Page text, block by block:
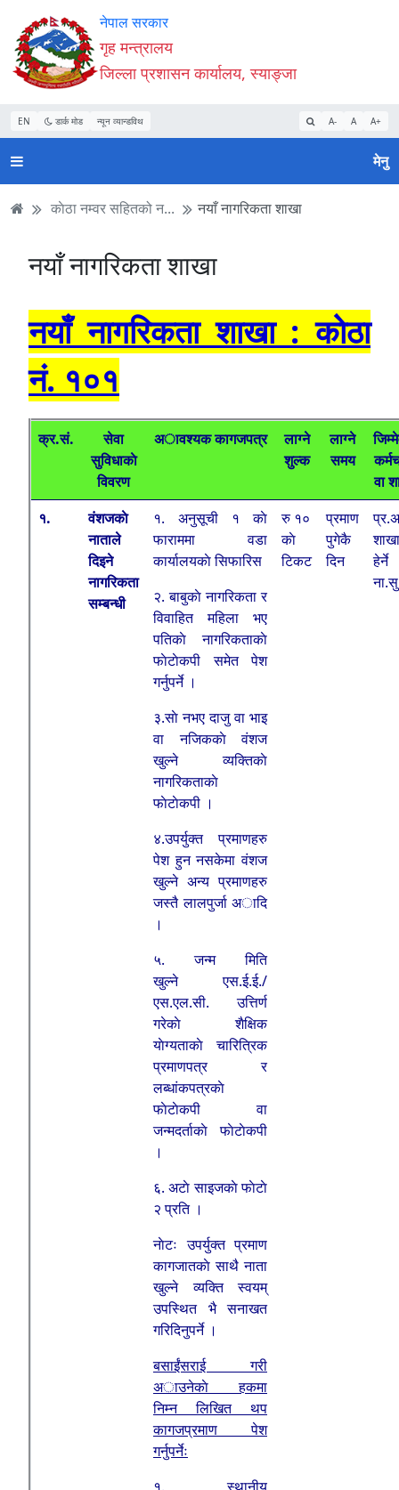
Accessibility
Mode
सुरु
गर्नुहोस्
सामाग्री
पढ्नुहाेस्
नेभिगेसन
पढ्नुहाेस्
वेबसाइट
खोजमा
जानुहोस्
नेपाल सरकार
गृह मन्त्रालय
जिल्ला प्रशासन कार्यालय, स्याङ्जा
EN डार्क मोड न्यून व्यान्डविथ A- A A+
मेनु
काेठा नम्वर सहितको न... नयाँ नागरिकता शाखा
नयाँ नागरिकता शाखा
नयाँ नागरिकता शाखा : काेठा
न‌ं‍. १०१
क्र.सं‍.
सेवा
सुविधाकाे
विवरण
अावश्यक कागजपत्र
लाग्ने
शुल्क
लाग्ने
समय
वा
१.
वंशजकाे
नाताले
दिइने
नागरिकता
सम्बन्धी
१. अनुसूची १ काे
फाराममा वडा
कार्यालयकाे सिफारिस
२. बाबुकाे नागरिकता र
विवाहित महिला भए
पतिकाे नागरिकताकाे
फाेटाेकपी समेत पेश
गर्नुपर्ने ।
३.साे नभए दाजु वा भाइ
वा नजिककाे वंशज
खुल्ने व्यक्तिकाे
नागरिकताकाे
फाेटाेकपी ।
४.उपर्युक्त प्रमाणहरु
पेश हुन नसकेमा वंशज
खुल्ने अन्य प्रमाणहरु
जस्तै लालपुर्जा अादि
।
५. जन्म मिति
खुल्ने एस.ई.ई./
एस.एल.सी. उत्तिर्ण
गरेकाे शैक्षिक
याेग्यताकाे चारित्रिक
प्रमाणपत्र र
लब्धांकपत्रकाे
फाेटाेकपी वा
जन्मदर्ताकाे फाेटाेकपी
।
६. अटाे साइजकाे फाेटाे
२ प्रति ।
नाेटः उपर्युक्त प्रमाण
कागजातकाे साथै नाता
खुल्ने व्यक्ति स्वयम्
उपस्थित भै सनाखत
गरिदिनुपर्ने ।
बसाई‌ंसराई गरी
अाउनेकाे हकमा
निम्न लिखित थप
कागजप्रमाण पेश
गर्नुपर्नेः
रु १०
काे
टिकट
प्रमाण
पुगेकै
दिन
शाखा
हेर्ने